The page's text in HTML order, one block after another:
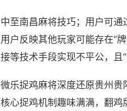
中至南昌麻将技巧；用户可通
用户反映其他玩家可能存在“
接等技术手段实现不平公，且“
微乐捉鸡麻将深度还原贵州贵
核心捉鸡机制趣味满满，翻